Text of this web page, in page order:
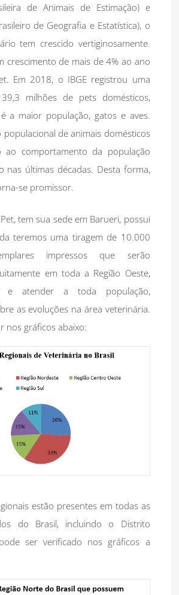
de Animais de Estimação) e
de Geografia e Estatística), o
tem crescido vertiginosamente.
crescimento de mais de 4% ao ano
Em 2018, o IBGE registrou uma
milhões de pets domésticos,
a maior população, gatos e aves.
populacional de animais domésticos
ao comportamento da população
nas últimas décadas. Desta forma,
se promissor.
tem sua sede em Barueri, possui
teremos uma tiragem de 10.000
impressos que serão
em toda a Região Oeste,
e atender a toda população,
as evoluções na área veterinária.
nos gráficos abaixo:
estão presentes em todas as
do Brasil, incluindo o Distrito
ser verificado nos gráficos a